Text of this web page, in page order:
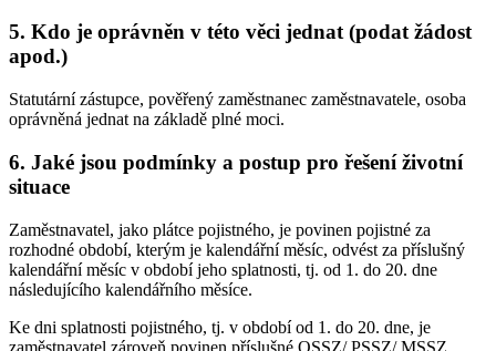
5. Kdo je oprávněn v této věci jednat (podat žádost
apod.)
Statutární zástupce, pověřený zaměstnanec zaměstnavatele, osoba
oprávněná jednat na základě plné moci.
6. Jaké jsou podmínky a postup pro řešení životní
situace
Zaměstnavatel, jako plátce pojistného, je povinen pojistné za
rozhodné období, kterým je kalendářní měsíc, odvést za příslušný
kalendářní měsíc v období jeho splatnosti, tj. od 1. do 20. dne
následujícího kalendářního měsíce.
Ke dni splatnosti pojistného, tj. v období od 1. do 20. dne, je
zaměstnavatel zároveň povinen příslušné OSSZ/ PSSZ/ MSSZ